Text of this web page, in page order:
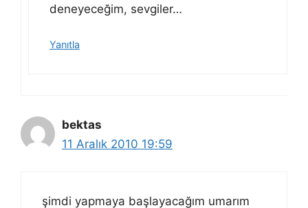
deneyeceğim, sevgiler…
Yanıtla
bektas
11 Aralık 2010 19:59
şimdi yapmaya başlayacağım umarım